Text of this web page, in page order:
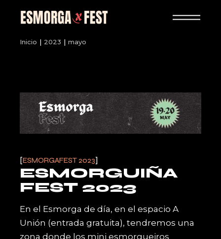
Inicio 2023 mayo
ESMORGAFEST 2023
ESMORGUIÑA
FEST 2023
En el Esmorga de día, en el espacio A
Unión (entrada gratuita), tendremos una
zona donde los mini esmorgueiros